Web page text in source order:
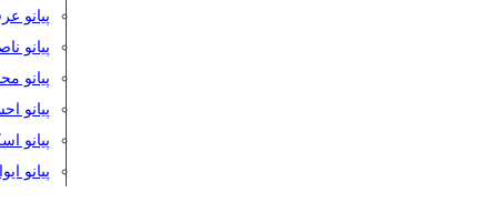
پیانو
پیانو
پیانو
پیانو
پیانو
پیانو